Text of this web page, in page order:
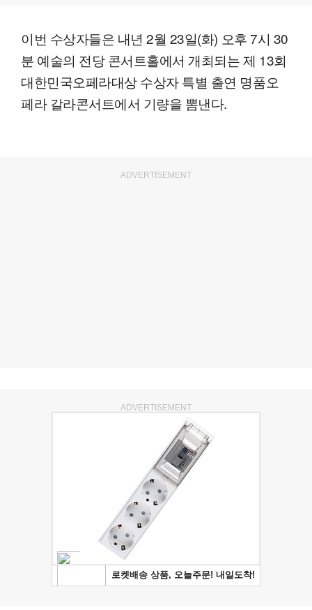
이번 수상자들은 내년 2월 23일(화) 오후 7시 30
분 예술의 전당 콘서트홀에서 개최되는 제 13회
대한민국오페라대상 수상자 특별 출연 명품오
페라 갈라콘서트에서 기량을 뽐낸다.
ADVERTISEMENT
ADVERTISEMENT